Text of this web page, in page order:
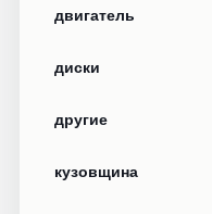
двигатель
диски
другие
кузовщина